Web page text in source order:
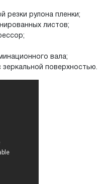
резки рулона пленки;
листов;
вала;
поверхностью.